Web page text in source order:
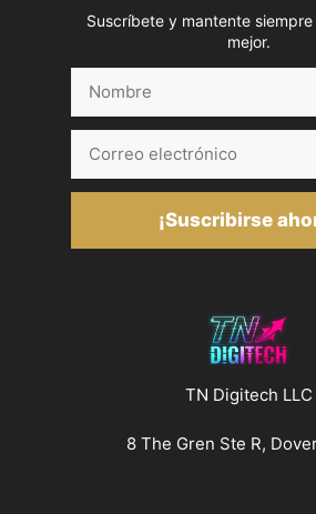
Suscríbete y mantente
mejor.
electrónico
¡Suscribirse
TN Digitech LLC
8 The Gren Ste R,